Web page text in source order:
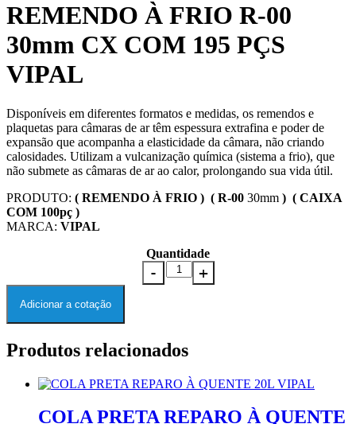
REMENDO À FRIO R-00
30mm CX COM 195 PÇS
VIPAL
Disponíveis em diferentes formatos e medidas, os remendos e
plaquetas para câmaras de ar têm espessura extrafina e poder de
expansão que acompanha a elasticidade da câmara, não criando
calosidades. Utilizam a vulcanização química (sistema a frio), que
não submete as câmaras de ar ao calor, prolongando sua vida útil.
PRODUTO: ( REMENDO À FRIO ) ( R-00 30mm ) ( CAIXA
COM 100pç )
MARCA: VIPAL
Quantidade
Adicionar a cotação
Produtos relacionados
COLA PRETA REPARO À QUENTE